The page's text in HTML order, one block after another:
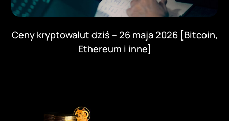
Ceny kryptowalut dziś – 26 maja 2026 [Bitcoin,
Ethereum i inne]